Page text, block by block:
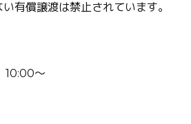
有償譲渡は禁止されています。
10:00～